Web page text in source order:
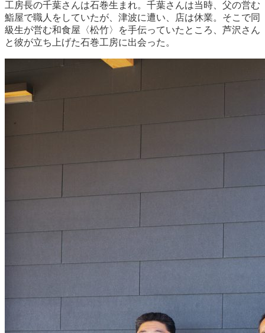
工房長の千葉さんは石巻生まれ。千葉さんは当時、父の営む
鮨屋で職人をしていたが、津波に遭い、店は休業。そこで同
級生が営む和食屋〈松竹〉を手伝っていたところ、芦沢さん
と彼が立ち上げた石巻工房に出会った。